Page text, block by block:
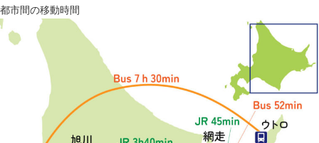
都市間の移動時間